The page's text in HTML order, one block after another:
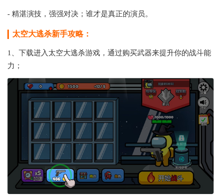
- 精湛演技，强强对决；谁才是真正的演员。
太空大逃杀新手攻略：
1、下载进入太空大逃杀游戏，通过购买武器来提升你的战斗能
力；